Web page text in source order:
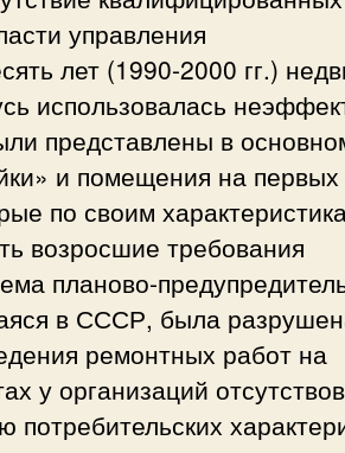
управления
лет (1990-2000 гг.)
использовалась
представлены в
и помещения на
по своим
возросшие требования
планово-
в СССР, была
ремонтных работ на
у организаций
потребительских